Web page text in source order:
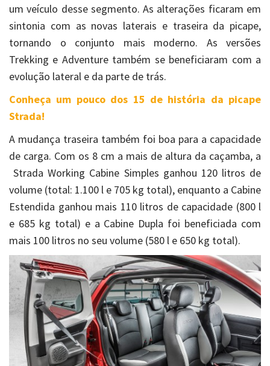
um veículo desse segmento. As alterações ficaram em
sintonia com as novas laterais e traseira da picape,
tornando o conjunto mais moderno. As versões
Trekking e Adventure também se beneficiaram com a
evolução lateral e da parte de trás.
Conheça um pouco dos 15 de história da picape
Strada!
A mudança traseira também foi boa para a capacidade
de carga. Com os 8 cm a mais de altura da caçamba, a
Strada Working Cabine Simples ganhou 120 litros de
volume (total: 1.100 l e 705 kg total), enquanto a Cabine
Estendida ganhou mais 110 litros de capacidade (800 l
e 685 kg total) e a Cabine Dupla foi beneficiada com
mais 100 litros no seu volume (580 l e 650 kg total).